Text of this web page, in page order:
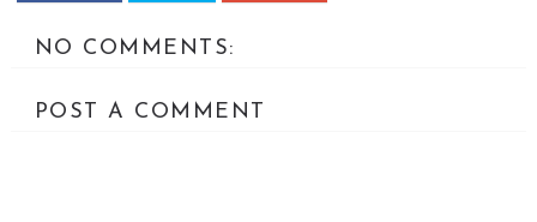
NO COMMENTS:
POST A COMMENT